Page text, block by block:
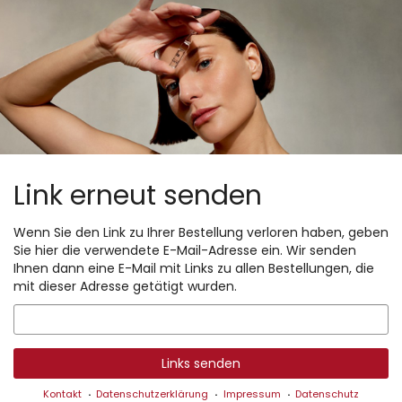
Inhalt
springen
Link erneut senden
Wenn Sie den Link zu Ihrer Bestellung verloren haben, geben
Sie hier die verwendete E-Mail-Adresse ein. Wir senden
Ihnen dann eine E-Mail mit Links zu allen Bestellungen, die
mit dieser Adresse getätigt wurden.
E-
Mail
Links senden
Kontakt Datenschutzerklärung Impressum
Datenschutz